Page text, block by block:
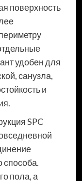
поверхность
удобен для
санузла,
и
SPC
способа.
пола, а